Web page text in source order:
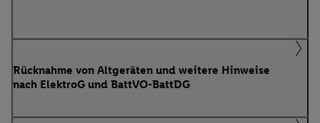
Rücknahme von Altgeräten und weitere Hinweise
nach ElektroG und BattVO-BattDG